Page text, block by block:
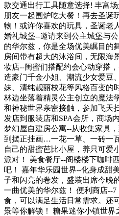
款交通出行工具随意选择! 丰富
朋友一起围炉吃大餐！再去圣诞
物！或许你喜欢的玩具，圣诞老
婚礼城堡--邀请来到公主城堡与
的华尔兹，你是全场优美瞩目的
房间带有超大的沐浴间，无限海
妆店--闺蜜们搭配约会心动穿搭
造豪门千金小姐、潮流少女爱豆
妹、清纯靓丽校花等风格百变的
林边坐落着精灵公主创立的魔法
和神秘世界亲密接触，参加飞天
发店到服装店和SPA会所，商场
梦幻屋自建房公寓--从收集家具
到摆正挂画…一花一草、一砖一
自己的甜蜜芭比小屋，养只可爱
派对！ 美食餐厅--阁楼楼下咖啡
吧！ 嘉年华乐园世界--化身成甜
子和闪亮的卷发，盛装出席今晚
一曲优美的华尔兹！ 便利商店--
食，可以满足生活日常需求。还
景等你解锁！ 糖果迷你小镇世界